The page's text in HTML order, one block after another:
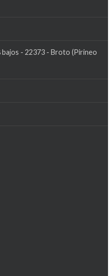
- 22373 - Broto (Pirineo